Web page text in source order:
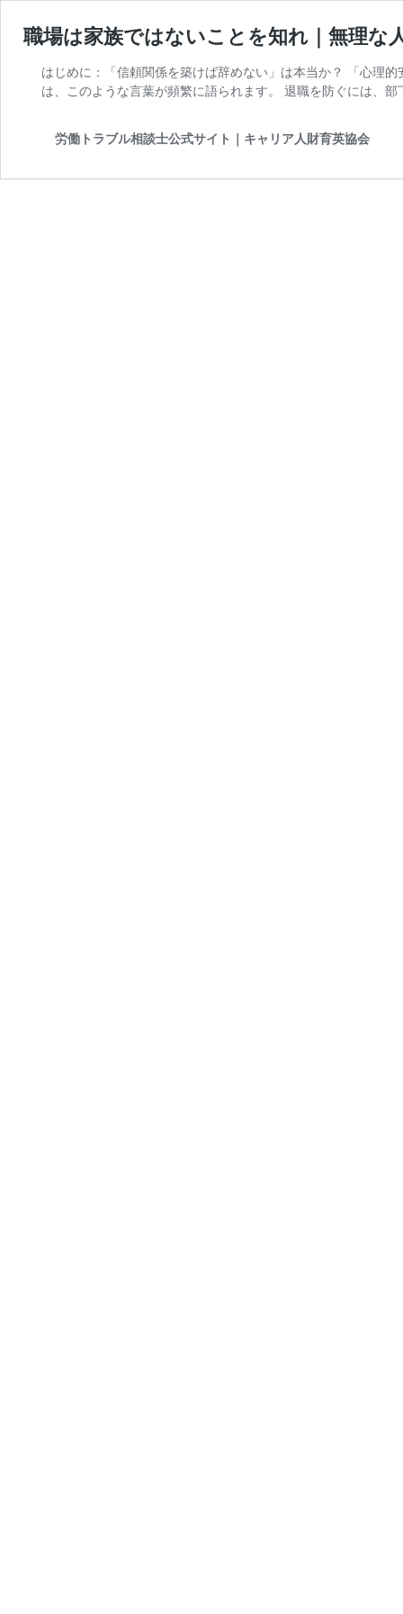
職場は家族ではないことを知れ｜無理な
はじめに：「信頼関係を築けば辞めない」は本当か？ 「心理
は、このような言葉が頻繁に語られます。 退職を防ぐには、
労働トラブル相談士公式サイト｜キャリア人財育英協会